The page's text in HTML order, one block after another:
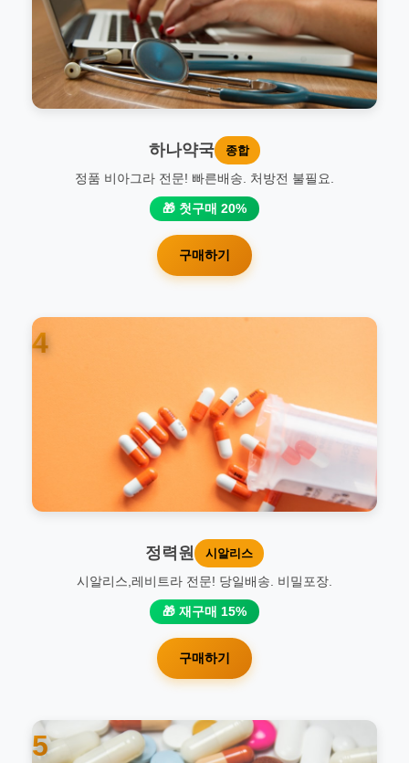
하나약국 종합
정품 비아그라 전문! 빠른배송. 처방전 불필요.
🎁 첫구매 20%
구매하기
4
정력원 시알리스
시알리스,레비트라 전문! 당일배송. 비밀포장.
🎁 재구매 15%
구매하기
5